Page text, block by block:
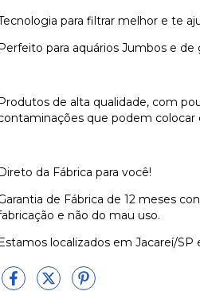
para filtrar melhor e te
para aquários Jumbos e de
de alta qualidade, com
que podem colocar
da Fábrica para você!
de Fábrica de 12 meses
e não do mau uso.
localizados em Jacareí/SP